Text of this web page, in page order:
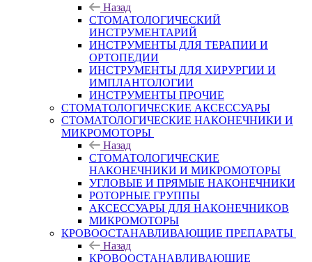
Назад
СТОМАТОЛОГИЧЕСКИЙ
ИНСТРУМЕНТАРИЙ
ИНСТРУМЕНТЫ ДЛЯ ТЕРАПИИ И
ОРТОПЕДИИ
ИНСТРУМЕНТЫ ДЛЯ ХИРУРГИИ И
ИМПЛАНТОЛОГИИ
ИНСТРУМЕНТЫ ПРОЧИЕ
СТОМАТОЛОГИЧЕСКИЕ АКСЕССУАРЫ
СТОМАТОЛОГИЧЕСКИЕ НАКОНЕЧНИКИ И
МИКРОМОТОРЫ
Назад
СТОМАТОЛОГИЧЕСКИЕ
НАКОНЕЧНИКИ И МИКРОМОТОРЫ
УГЛОВЫЕ И ПРЯМЫЕ НАКОНЕЧНИКИ
РОТОРНЫЕ ГРУППЫ
АКСЕССУАРЫ ДЛЯ НАКОНЕЧНИКОВ
МИКРОМОТОРЫ
КРОВООСТАНАВЛИВАЮЩИЕ ПРЕПАРАТЫ
Назад
КРОВООСТАНАВЛИВАЮЩИЕ